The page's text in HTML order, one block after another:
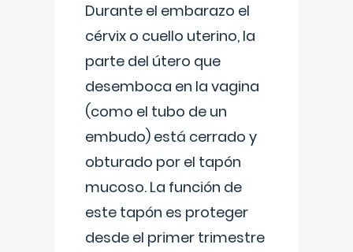
Durante el embarazo el
cérvix o cuello uterino, la
parte del útero que
desemboca en la vagina
(como el tubo de un
embudo) está cerrado y
obturado por el tapón
mucoso. La función de
este tapón es proteger
desde el primer trimestre